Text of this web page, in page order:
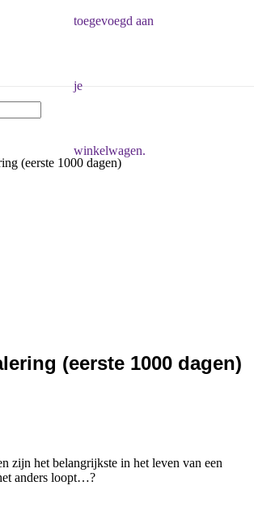
toegevoegd aan
je
winkelwagen.
(eerste 1000 dagen)
(eerste 1000 dagen)
zijn het belangrijkste in het leven van een
anders loopt…?